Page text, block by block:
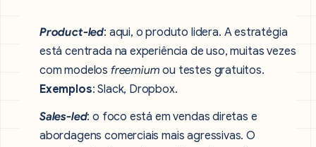
Product-led: aqui, o produto lidera. A estratégia
está centrada na experiência de uso, muitas vezes
com modelos freemium ou testes gratuitos.
Exemplos: Slack, Dropbox.
Sales-led: o foco está em vendas diretas e
abordagens comerciais mais agressivas. O